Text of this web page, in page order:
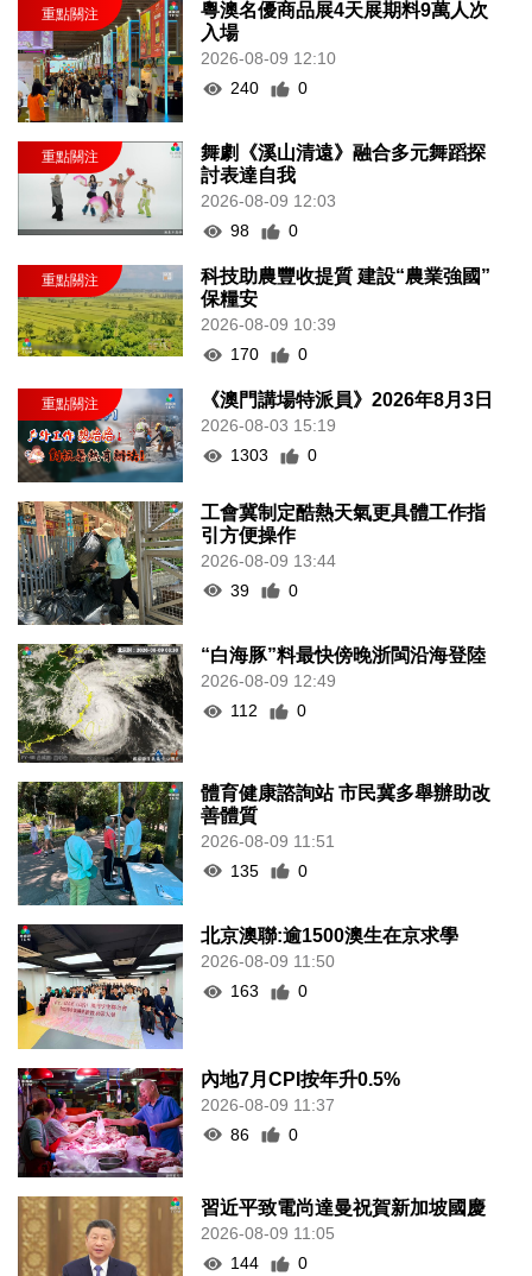
粵澳名優商品展4天展期料9萬人次
入場
2026-08-09 12:10
240
0
舞劇《溪山清遠》融合多元舞蹈探
討表達自我
2026-08-09 12:03
98
0
科技助農豐收提質 建設“農業強國”
保糧安
2026-08-09 10:39
170
0
《澳門講場特派員》2026年8月3日
2026-08-03 15:19
1303
0
工會冀制定酷熱天氣更具體工作指
引方便操作
2026-08-09 13:44
39
0
“白海豚”料最快傍晚浙閩沿海登陸
2026-08-09 12:49
112
0
體育健康諮詢站 市民冀多舉辦助改
善體質
2026-08-09 11:51
135
0
北京澳聯:逾1500澳生在京求學
2026-08-09 11:50
163
0
內地7月CPI按年升0.5%
2026-08-09 11:37
86
0
習近平致電尚達曼祝賀新加坡國慶
2026-08-09 11:05
144
0